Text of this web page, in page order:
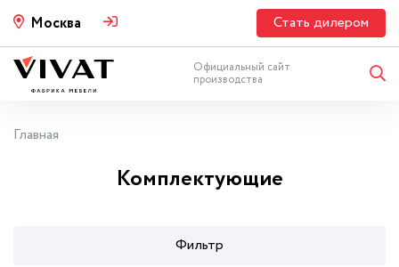
Москва Стать дилером
Официальный сайт
производства
Главная
Комплектующие
Фильтр